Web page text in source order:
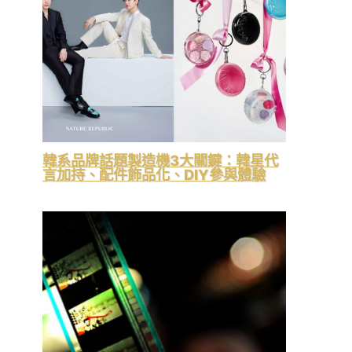
韓系品牌話題製造機3大關鍵：韓星代
言加持、配件飾品化、DIY參與體驗